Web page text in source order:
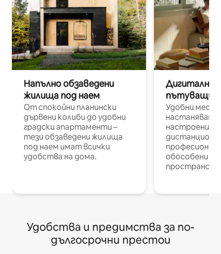
Напълно обзаведени
жилища под наем
От спокойни планински
дървени колиби до удобни
градски апартаменти –
тези обзаведени жилища
под наем имат всички
удобства на дома.
Дигитални
пътуващи
Удобни
настаняване
настроени и
обособени
Удобства и предимства за по-
дългосрочни престои